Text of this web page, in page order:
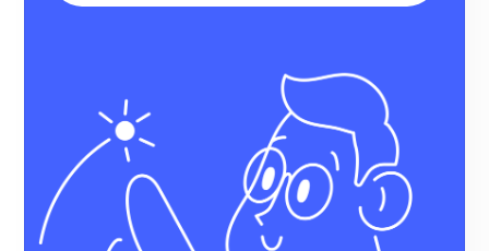
за месяц выросло
количество
переходов на сайт
из ВКонтакте
после запуска бота
Виктория